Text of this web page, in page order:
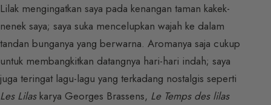
Lilak mengingatkan saya pada kenangan taman kakek-
nenek saya; saya suka mencelupkan wajah ke dalam
tandan bunganya yang berwarna. Aromanya saja cukup
untuk membangkitkan datangnya hari-hari indah; saya
juga teringat lagu-lagu yang terkadang nostalgis seperti
Les Lilaskarya Georges Brassens, Le Temps des lilas